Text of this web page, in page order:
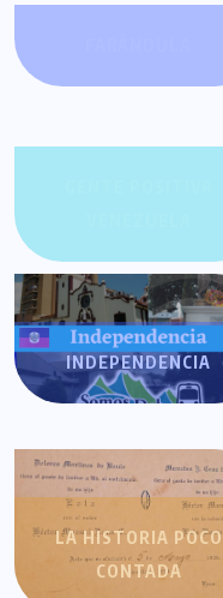
INDEPENDENCIA
LA HISTORIA POCO
CONTADA